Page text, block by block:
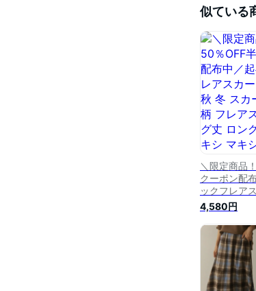
似ている
＼限定商品
クーポン配
ックフレア
ース 秋 冬
ク柄 フレア
丈 ロングス
マキシ丈 体
ンチェック
4,580円